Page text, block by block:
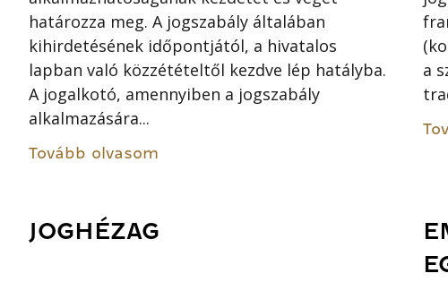
határozza meg. A jogszabály általában
kihirdetésének időpontjától, a hivatalos
lapban való közzétételtől kezdve lép hatályba.
A jogalkotó, amennyiben a jogszabály
alkalmazására...
Tovább olvasom
a
JOGHÉZAG